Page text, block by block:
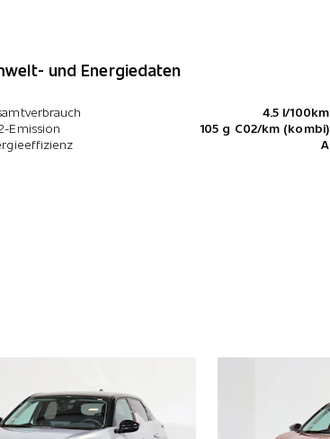
und Energiedaten
4.5 l/100km
Emission
105 g C02/km (kombi)
A